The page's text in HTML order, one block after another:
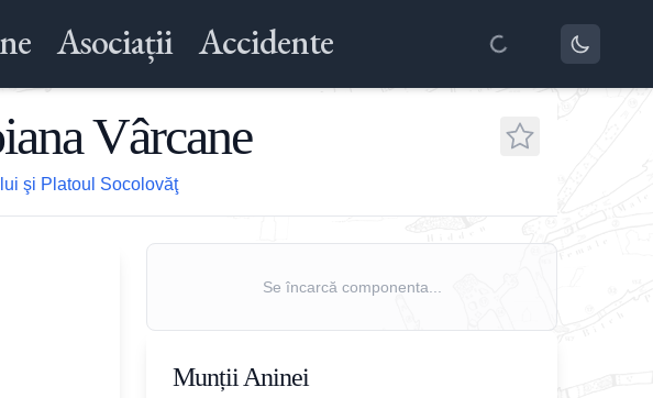
Asociații Accidente
Vârcane
şi Platoul Socolovăţ
Se încarcă componenta...
Munții Aninei